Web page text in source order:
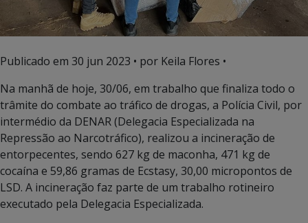
Publicado em 30 jun 2023 • por Keila Flores •
Na manhã de hoje, 30/06, em trabalho que finaliza todo o
trâmite do combate ao tráfico de drogas, a Polícia Civil, por
intermédio da DENAR (Delegacia Especializada na
Repressão ao Narcotráfico), realizou a incineração de
entorpecentes, sendo 627 kg de maconha, 471 kg de
cocaína e 59,86 gramas de Ecstasy, 30,00 micropontos de
LSD. A incineração faz parte de um trabalho rotineiro
executado pela Delegacia Especializada.